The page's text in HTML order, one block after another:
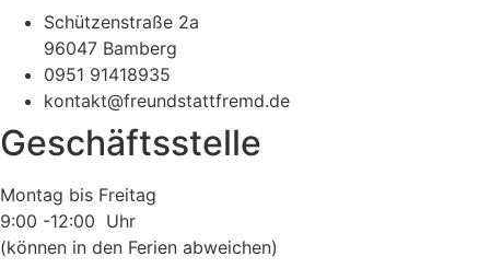
Schützenstraße 2a
96047 Bamberg
0951 91418935
kontakt@freundstattfremd.de
Geschäftsstelle
Montag bis Freitag
9:00 -12:00 Uhr
(können in den Ferien abweichen)